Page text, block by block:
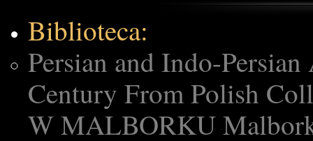
Biblioteca:
Persian and Indo-
Century From Polish
W MALBORKU